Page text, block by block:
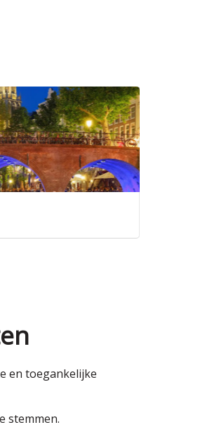
en toegankelijke
stemmen.